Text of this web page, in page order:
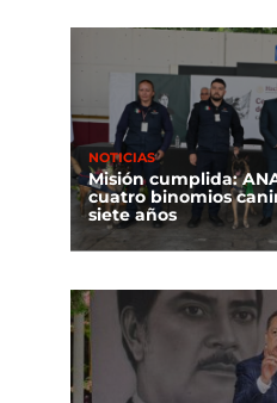
NOTICIAS
Misión cumplida:
cuatro binomios
siete años